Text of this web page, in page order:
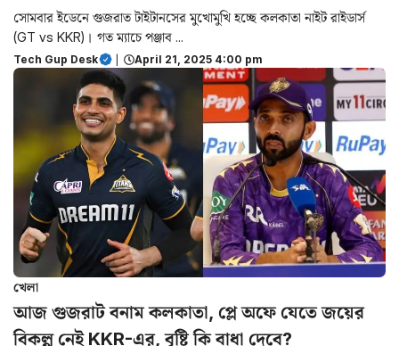
সোমবার ইডেনে গুজরাত টাইটানসের মুখোমুখি হচ্ছে কলকাতা নাইট রাইডার্স
(GT vs KKR)। গত ম্যাচে পঞ্জাব ...
Tech Gup Desk April 21, 2025 4:00 pm
খেলা
আজ গুজরাট বনাম কলকাতা, প্লে অফে যেতে জয়ের
বিকল্প নেই KKR-এর, বৃষ্টি কি বাধা দেবে?